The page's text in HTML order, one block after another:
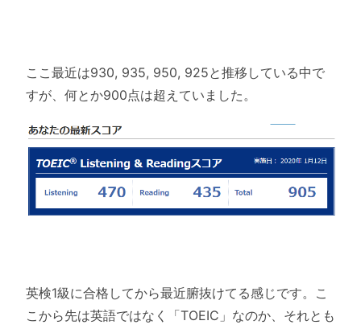
ここ最近は930, 935, 950, 925と推移している中で
すが、 何とか900点は超えていました。
英検1級に合格してから最近腑抜けてる感じです。 こ
こから先は英語ではなく「TOEIC」なのか、それとも